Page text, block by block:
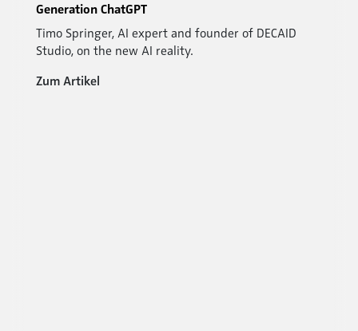
Generation ChatGPT
Timo Springer, AI expert and founder of DECAID
Studio, on the new AI reality.
Zum Artikel